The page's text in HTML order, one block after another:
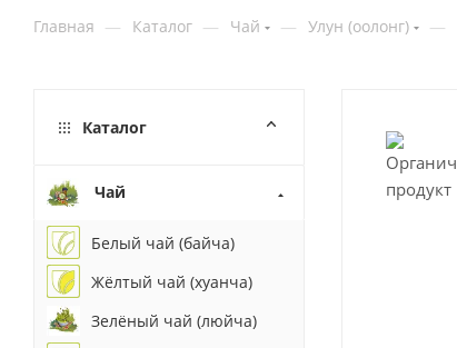
Главная — Каталог — Чай — Улун (оолонг) —
Каталог
Чай
Белый чай (байча)
Жёлтый чай (хуанча)
Зелёный чай (люйча)